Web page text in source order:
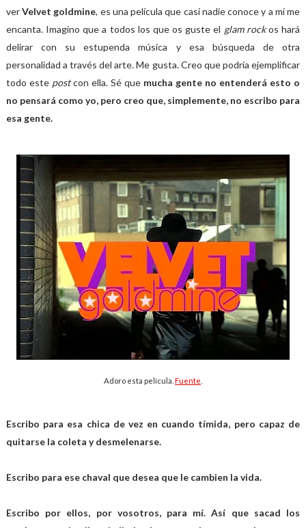
verVelvet goldmine, es una película que casi nadie conoce y a mí me
encanta. Imagino que a todos los que os guste el glam rockos hará
delirar con su estupenda música y esa búsqueda de otra
personalidad a través del arte. Me gusta. Creo que podría ejemplificar
todo este postcon ella. Sé que mucha gente no entenderá esto o
no pensará como yo, pero creo que, simplemente, no escribo para
esa gente.
Adoro esta película. Fuente
Escribo para esa chica de vez en cuando tímida, pero capaz de
quitarse la coleta y desmelenarse.
Escribo para ese chaval que desea que le cambien la vida.
Escribo por ellos, por vosotros, para mí. Así que sacad los